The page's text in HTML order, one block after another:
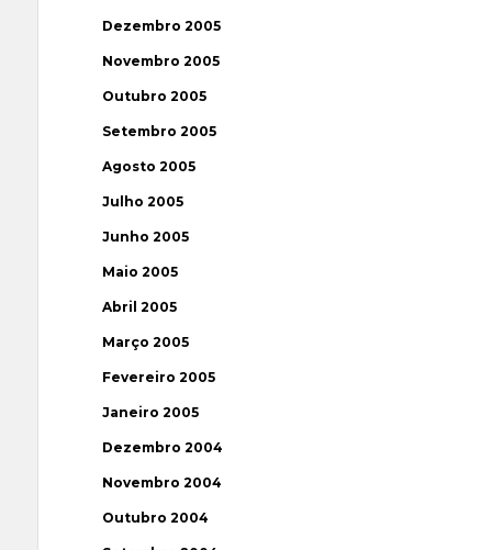
Dezembro 2005
Novembro 2005
Outubro 2005
Setembro 2005
Agosto 2005
Julho 2005
Junho 2005
Maio 2005
Abril 2005
Março 2005
Fevereiro 2005
Janeiro 2005
Dezembro 2004
Novembro 2004
Outubro 2004